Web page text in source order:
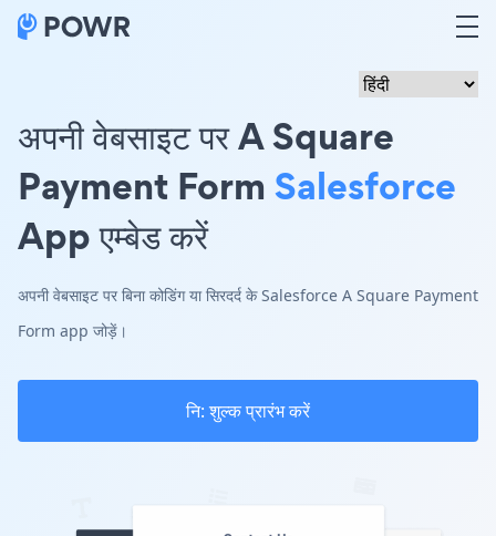
अपनी वेबसाइट पर A Square
Payment Form Salesforce
App एम्बेड करें
अपनी वेबसाइट पर बिना कोडिंग या सिरदर्द के Salesforce A Square Payment
Form app जोड़ें।
नि: शुल्क प्रारंभ करें